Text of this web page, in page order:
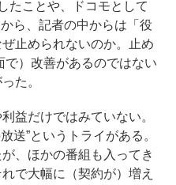
たことや、ドコモとして
ら、記者の中からは「役
止められないのか。止め
）改善があるのではない
た。
益だけではみていない。
送”というトライがある。
、ほかの番組も入ってき
で大幅に（契約が）増え